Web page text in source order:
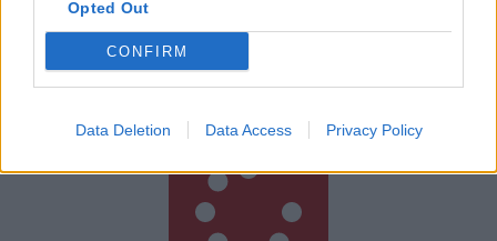
Opted Out
CONFIRM
Data Deletion Data Access Privacy Policy
választási csalásról szóló hamis állításait próbálta
alátámasztani. William M. Ray II bíró,